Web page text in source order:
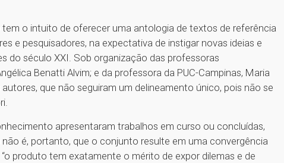
o intuito de oferecer uma antologia de textos de referência
e pesquisadores, na expectativa de instigar novas ideias e
do século XXI. Sob organização das professoras
Benatti Alvim; e da professora da PUC-Campinas, Maria
que não seguiram um delineamento único, pois não se
apresentaram trabalhos em curso ou concluídas,
é, portanto, que o conjunto resulte em uma convergência
produto tem exatamente o mérito de expor dilemas e de